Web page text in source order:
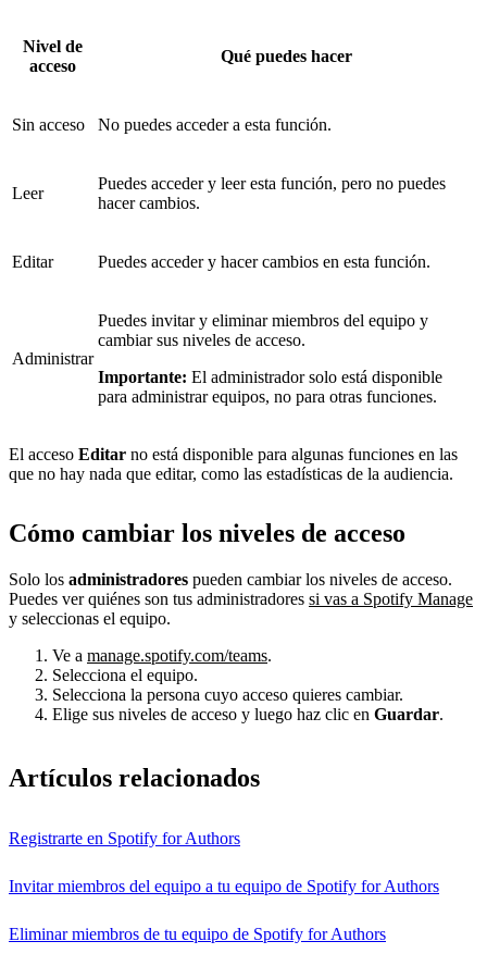
Nivel de
acceso
Qué puedes hacer
Sin acceso No puedes acceder a esta función.
Leer
Puedes acceder y leer esta función, pero no puedes
hacer cambios.
Editar Puedes acceder y hacer cambios en esta función.
Administrar
Puedes invitar y eliminar miembros del equipo y
cambiar sus niveles de acceso.
Importante: El administrador solo está disponible
para administrar equipos, no para otras funciones.
El acceso Editar no está disponible para algunas funciones en las
que no hay nada que editar, como las estadísticas de la audiencia.
Cómo cambiar los niveles de acceso
Solo los administradores pueden cambiar los niveles de acceso.
Puedes ver quiénes son tus administradores si vas a Spotify Manage
y seleccionas el equipo.
Ve a manage.spotify.com/teams.
Selecciona el equipo.
Selecciona la persona cuyo acceso quieres cambiar.
Elige sus niveles de acceso y luego haz clic en Guardar.
Artículos relacionados
Registrarte en Spotify for Authors
Invitar miembros del equipo a tu equipo de Spotify for Authors
Eliminar miembros de tu equipo de Spotify for Authors